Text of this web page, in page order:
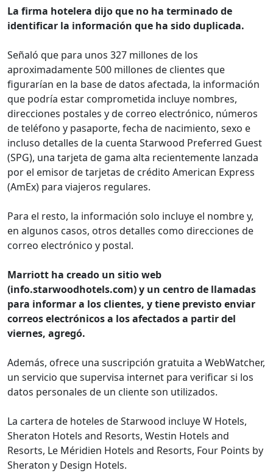
La firma hotelera dijo que no ha terminado de
identificar la información que ha sido duplicada.
Señaló que para unos 327 millones de los
aproximadamente 500 millones de clientes que
figurarían en la base de datos afectada, la información
que podría estar comprometida incluye nombres,
direcciones postales y de correo electrónico, números
de teléfono y pasaporte, fecha de nacimiento, sexo e
incluso detalles de la cuenta Starwood Preferred Guest
(SPG), una tarjeta de gama alta recientemente lanzada
por el emisor de tarjetas de crédito American Express
(AmEx) para viajeros regulares.
Para el resto, la información solo incluye el nombre y,
en algunos casos, otros detalles como direcciones de
correo electrónico y postal.
Marriott ha creado un sitio web
(info.starwoodhotels.com) y un centro de llamadas
para informar a los clientes, y tiene previsto enviar
correos electrónicos a los afectados a partir del
viernes, agregó.
Además, ofrece una suscripción gratuita a WebWatcher,
un servicio que supervisa internet para verificar si los
datos personales de un cliente son utilizados.
La cartera de hoteles de Starwood incluye W Hotels,
Sheraton Hotels and Resorts, Westin Hotels and
Resorts, Le Méridien Hotels and Resorts, Four Points by
Sheraton y Design Hotels.